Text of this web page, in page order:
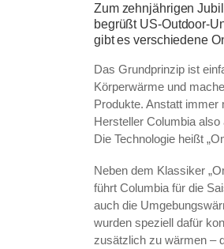
Zum zehnjährigen
begrüßt US-Outdoor-
gibt es verschiedene
Das Grundprinzip ist
Körperwärme und
Produkte. Anstatt immer
Hersteller Columbia
Die Technologie heißt
Neben dem Klassiker
führt Columbia für die
auch die
wurden speziell dafür
zusätzlich zu wärmen –